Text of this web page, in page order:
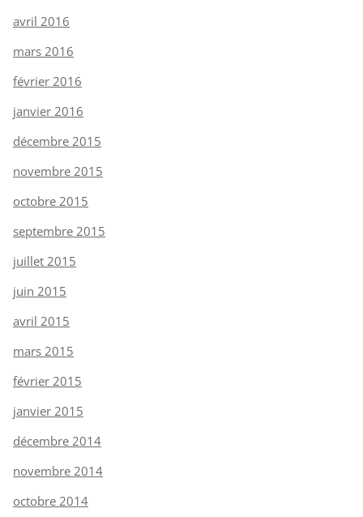
avril 2016
mars 2016
février 2016
janvier 2016
décembre 2015
novembre 2015
octobre 2015
septembre 2015
juillet 2015
juin 2015
avril 2015
mars 2015
février 2015
janvier 2015
décembre 2014
novembre 2014
octobre 2014